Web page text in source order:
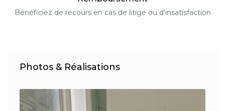
Bénéficiez de recours en cas de litige ou d'insatisfaction
Photos & Réalisations